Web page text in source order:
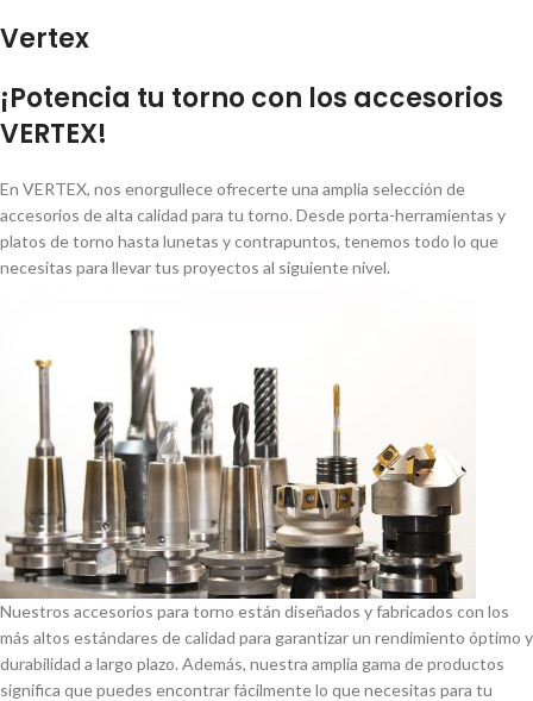
Vertex
¡Potencia tu torno con los accesorios
VERTEX!
En VERTEX, nos enorgullece ofrecerte una amplia selección de
accesorios de alta calidad para tu torno. Desde porta-herramientas y
platos de torno hasta lunetas y contrapuntos, tenemos todo lo que
necesitas para llevar tus proyectos al siguiente nivel.
Nuestros accesorios para torno están diseñados y fabricados con los
más altos estándares de calidad para garantizar un rendimiento óptimo y
durabilidad a largo plazo. Además, nuestra amplia gama de productos
significa que puedes encontrar fácilmente lo que necesitas para tu